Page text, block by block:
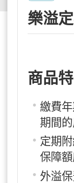
樂溢
商品
繳費
期間
定期
保障
外溢